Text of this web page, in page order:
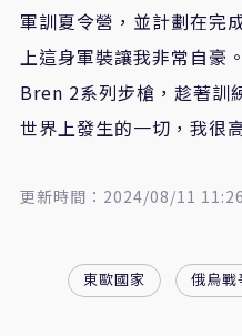
軍訓夏令營，並計劃在完
上這身軍裝讓我非常自豪
Bren 2系列步槍，趁著訓
世界上發生的一切，我很
更新時間：2024/08/11 11:26
東歐國家 俄烏戰